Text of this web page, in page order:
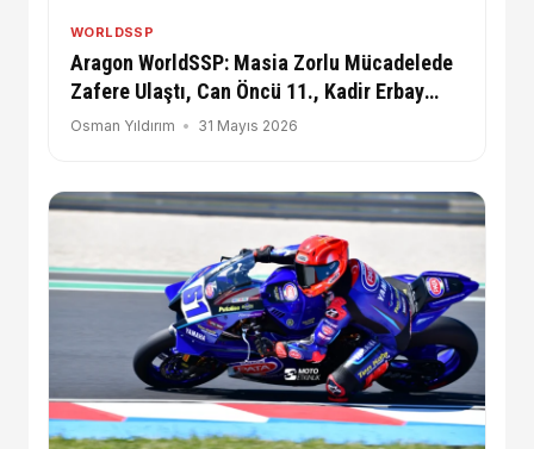
WORLDSSP
Aragon WorldSSP: Masia Zorlu Mücadelede
Zafere Ulaştı, Can Öncü 11., Kadir Erbay
Teknik Sorun Yaşadı.
Osman Yıldırım 31 Mayıs 2026